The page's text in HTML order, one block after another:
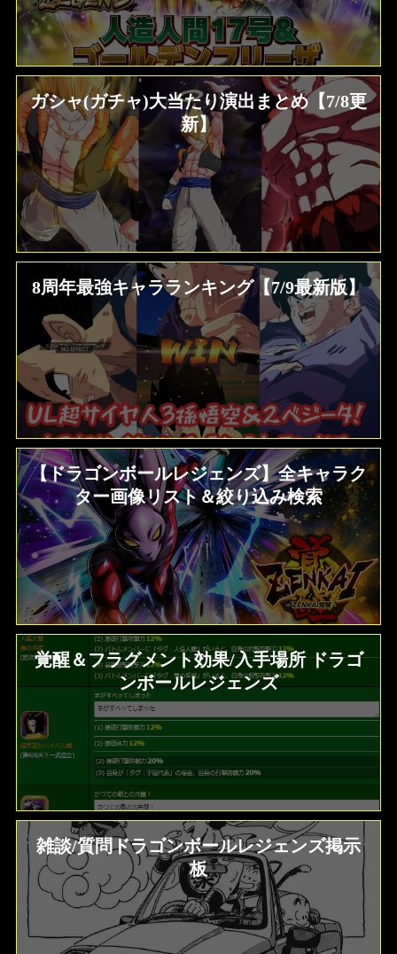
ガシャ(ガチャ)大当たり演出まとめ【7/8更
新】
8周年最強キャラランキング【7/9最新版】
【ドラゴンボールレジェンズ】全キャラク
ター画像リスト＆絞り込み検索
覚醒＆フラグメント効果/入手場所 ドラゴ
ンボールレジェンズ
雑談/質問ドラゴンボールレジェンズ掲示
板